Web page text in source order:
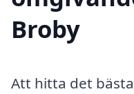
Broby
Att hitta det